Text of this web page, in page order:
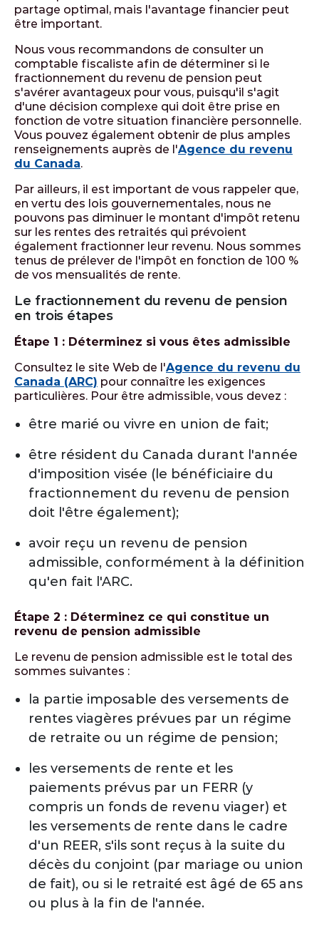
partage optimal, mais l'avantage financier peut
être important.
Nous vous recommandons de consulter un
comptable fiscaliste afin de déterminer si le
fractionnement du revenu de pension peut
s'avérer avantageux pour vous, puisqu'il s'agit
d'une décision complexe qui doit être prise en
fonction de votre situation financière personnelle.
Vous pouvez également obtenir de plus amples
renseignements auprès de l'Agence du revenu
du Canada.
Par ailleurs, il est important de vous rappeler que,
en vertu des lois gouvernementales, nous ne
pouvons pas diminuer le montant d'impôt retenu
sur les rentes des retraités qui prévoient
également fractionner leur revenu. Nous sommes
tenus de prélever de l'impôt en fonction de 100 %
de vos mensualités de rente.
Le fractionnement du revenu de pension
en trois étapes
Étape 1 : Déterminez si vous êtes admissible
Consultez le site Web de l'Agence du revenu du
Canada (ARC) pour connaître les exigences
particulières. Pour être admissible, vous devez :
être marié ou vivre en union de fait;
être résident du Canada durant l'année
d'imposition visée (le bénéficiaire du
fractionnement du revenu de pension
doit l'être également);
avoir reçu un revenu de pension
admissible, conformément à la définition
qu'en fait l'ARC.
Étape 2 : Déterminez ce qui constitue un
revenu de pension admissible
Le revenu de pension admissible est le total des
sommes suivantes :
la partie imposable des versements de
rentes viagères prévues par un régime
de retraite ou un régime de pension;
les versements de rente et les
paiements prévus par un FERR (y
compris un fonds de revenu viager) et
les versements de rente dans le cadre
d'un REER, s'ils sont reçus à la suite du
décès du conjoint (par mariage ou union
de fait), ou si le retraité est âgé de 65 ans
ou plus à la fin de l'année.